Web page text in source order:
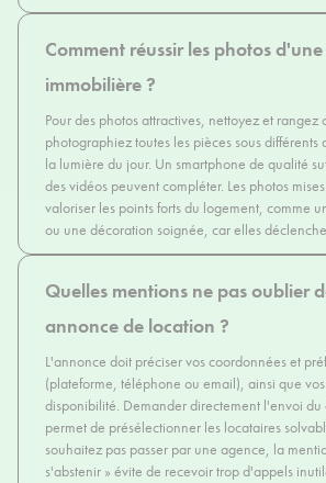
Comment réussir les photos
immobilière ?
Pour des photos attractives, nettoyez et rangez
photographiez toutes les pièces sous
la lumière du jour. Un smartphone de qualité
des vidéos peuvent compléter. Les photos
valoriser les points forts du logement, comme
ou une décoration soignée, car elles
Quelles mentions ne pas oublier
annonce de location ?
L'annonce doit préciser vos coordonnées et
(plateforme, téléphone ou email), ainsi que
disponibilité. Demander directement l'envoi du
permet de présélectionner les locataires
souhaitez pas passer par une agence, la
s'abstenir » évite de recevoir trop d'appels